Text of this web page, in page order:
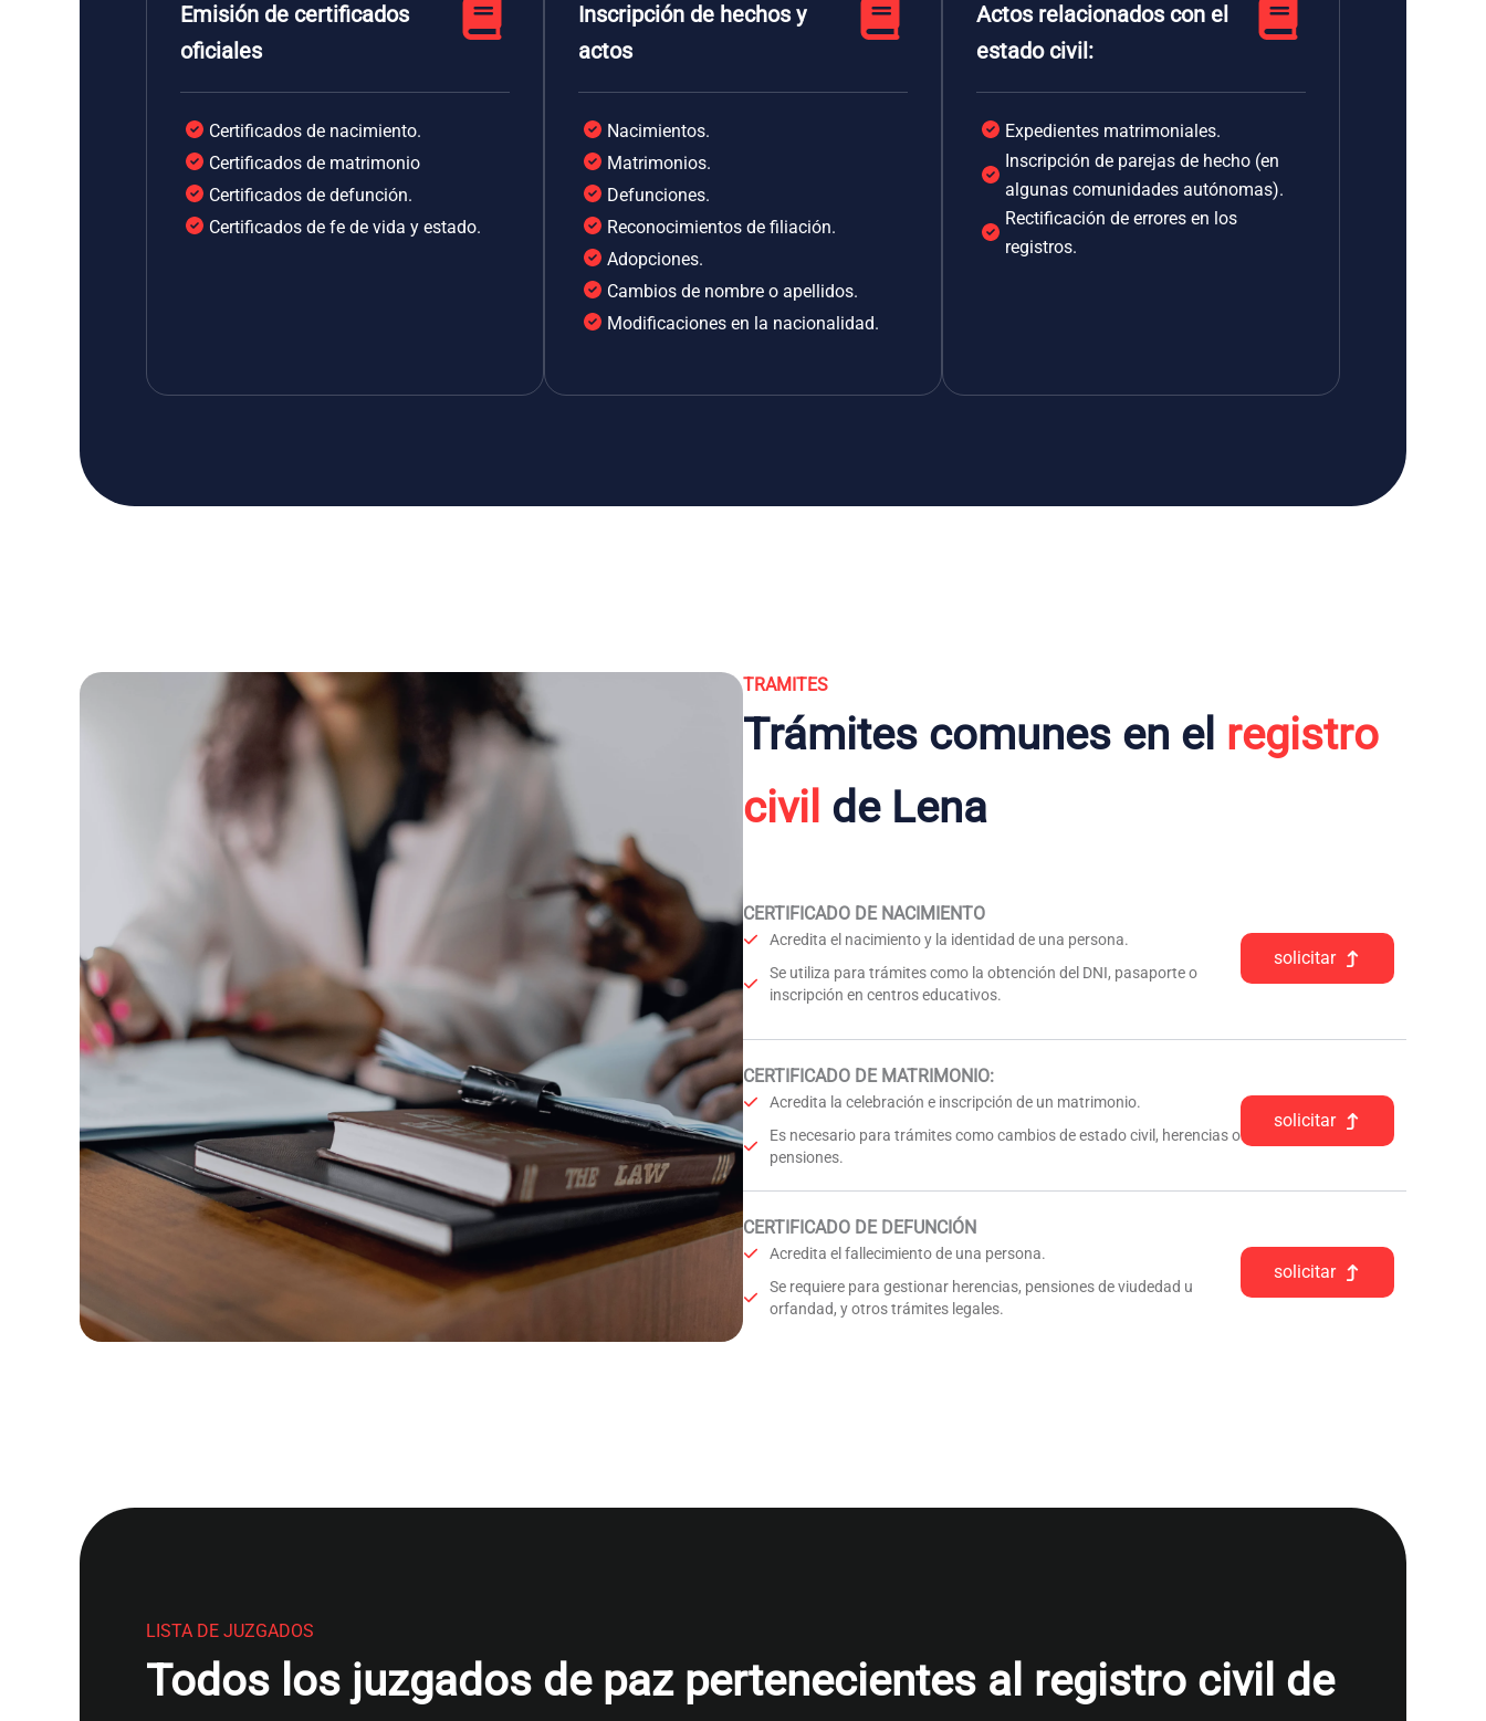
Emisión de certificados
oficiales
Certificados de nacimiento.
Certificados de matrimonio
Certificados de defunción.
Certificados de fe de vida y estado.
Inscripción de hechos y
actos
Nacimientos.
Matrimonios.
Defunciones.
Reconocimientos de filiación.
Adopciones.
Cambios de nombre o apellidos.
Modificaciones en la nacionalidad.
Actos relacionados con el
estado civil:
Expedientes matrimoniales.
Inscripción de parejas de hecho (en
algunas comunidades autónomas).
Rectificación de errores en los
registros.
TRAMITES
Trámites comunes en el registro
civil de Lena
CERTIFICADO DE NACIMIENTO
Acredita el nacimiento y la identidad de una persona.
Se utiliza para trámites como la obtención del DNI, pasaporte o
inscripción en centros educativos.
solicitar
CERTIFICADO DE MATRIMONIO:
Acredita la celebración e inscripción de un matrimonio.
Es necesario para trámites como cambios de estado civil, herencias o
pensiones.
solicitar
CERTIFICADO DE DEFUNCIÓN
Acredita el fallecimiento de una persona.
Se requiere para gestionar herencias, pensiones de viudedad u
orfandad, y otros trámites legales.
solicitar
LISTA DE JUZGADOS
Todos los juzgados de paz pertenecientes al registro civil de